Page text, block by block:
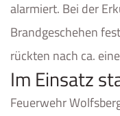
alarmiert. Bei der
Brandgeschehen
rückten nach ca.
Im Einsatz
Feuerwehr